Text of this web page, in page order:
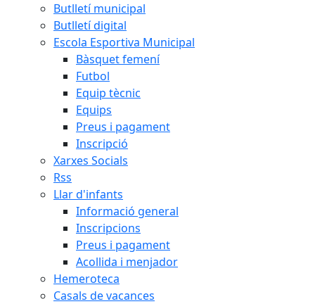
Butlletí municipal
Butlletí digital
Escola Esportiva Municipal
Bàsquet femení
Futbol
Equip tècnic
Equips
Preus i pagament
Inscripció
Xarxes Socials
Rss
Llar d'infants
Informació general
Inscripcions
Preus i pagament
Acollida i menjador
Hemeroteca
Casals de vacances